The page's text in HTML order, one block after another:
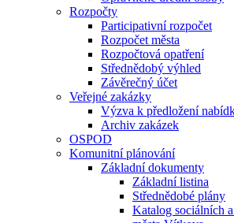
Rozpočty
Participativní rozpočet
Rozpočet města
Rozpočtová opatření
Střednědobý výhled
Závěrečný účet
Veřejné zakázky
Výzva k předložení
Archiv zakázek
OSPOD
Komunitní plánování
Základní dokumenty
Základní listina
Střednědobé plány
Katalog sociálních